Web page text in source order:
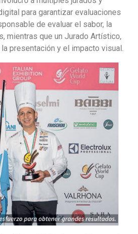
para garantizar evaluaciones
de evaluar el sabor, la
mientras que un Jurado Artístico,
presentación y el impacto visual.